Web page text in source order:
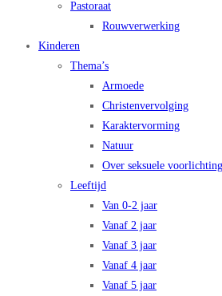
Pastoraat
Rouwverwerking
Kinderen
Thema’s
Armoede
Christenvervolging
Karaktervorming
Natuur
Over seksuele
Leeftijd
Van 0-2 jaar
Vanaf 2 jaar
Vanaf 3 jaar
Vanaf 4 jaar
Vanaf 5 jaar